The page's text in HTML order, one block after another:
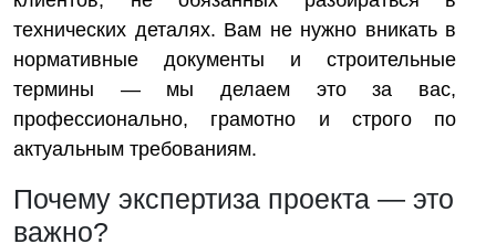
технических деталях. Вам не нужно вникать в
нормативные документы и строительные
термины — мы делаем это за вас,
профессионально, грамотно и строго по
актуальным требованиям.
Почему экспертиза проекта — это
важно?